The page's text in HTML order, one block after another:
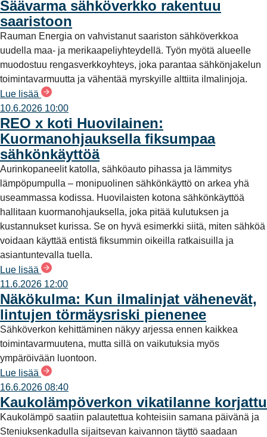
Säävarma sähköverkko rakentuu
saaristoon
Rauman Energia on vahvistanut saariston sähköverkkoa
uudella maa- ja merikaapeliyhteydellä. Työn myötä alueelle
muodostuu rengasverkkoyhteys, joka parantaa sähkönjakelun
toimintavarmuutta ja vähentää myrskyille alttiita ilmalinjoja.
Lue lisää
10.6.2026 10:00
REO x koti Huovilainen:
Kuormanohjauksella fiksumpaa
sähkönkäyttöä
Aurinkopaneelit katolla, sähköauto pihassa ja lämmitys
lämpöpumpulla – monipuolinen sähkönkäyttö on arkea yhä
useammassa kodissa. Huovilaisten kotona sähkönkäyttöä
hallitaan kuormanohjauksella, joka pitää kulutuksen ja
kustannukset kurissa. Se on hyvä esimerkki siitä, miten sähköä
voidaan käyttää entistä fiksummin oikeilla ratkaisuilla ja
asiantuntevalla tuella.
Lue lisää
11.6.2026 12:00
Näkökulma: Kun ilmalinjat vähenevät,
lintujen törmäysriski pienenee
Sähköverkon kehittäminen näkyy arjessa ennen kaikkea
toimintavarmuutena, mutta sillä on vaikutuksia myös
ympäröivään luontoon.
Lue lisää
16.6.2026 08:40
Kaukolämpöverkon vikatilanne korjattu
Kaukolämpö saatiin palautettua kohteisiin samana päivänä ja
Steniuksenkadulla sijaitsevan kaivannon täyttö saadaan